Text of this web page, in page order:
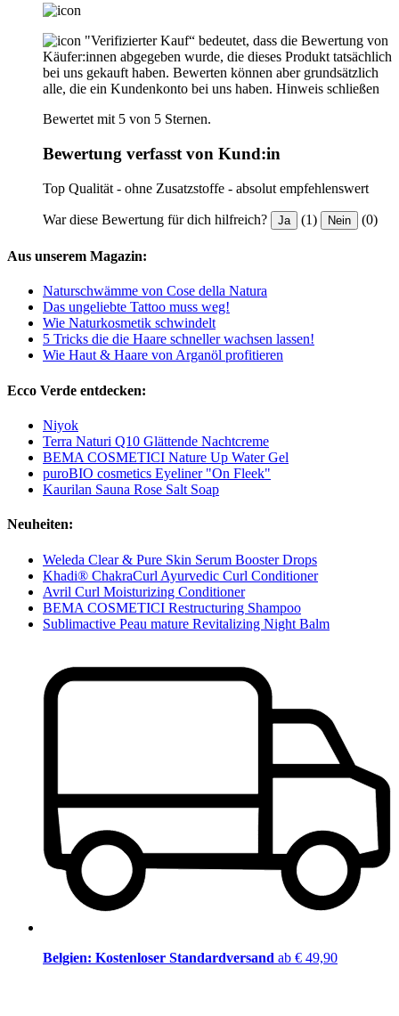
"Verifizierter Kauf“ bedeutet, dass die Bewertung von
Käufer:innen abgegeben wurde, die dieses Produkt tatsächlich
bei uns gekauft haben. Bewerten können aber grundsätzlich
alle, die ein Kundenkonto bei uns haben. Hinweis schließen
Bewertet mit 5 von 5 Sternen.
Bewertung verfasst von Kund:in
Top Qualität - ohne Zusatzstoffe - absolut empfehlenswert
War diese Bewertung für dich hilfreich? Ja (1) Nein (0)
Aus unserem Magazin:
Naturschwämme von Cose della Natura
Das ungeliebte Tattoo muss weg!
Wie Naturkosmetik schwindelt
5 Tricks die die Haare schneller wachsen lassen!
Wie Haut & Haare von Arganöl profitieren
Ecco Verde entdecken:
Niyok
Terra Naturi Q10 Glättende Nachtcreme
BEMA COSMETICI Nature Up Water Gel
puroBIO cosmetics Eyeliner "On Fleek"
Kaurilan Sauna Rose Salt Soap
Neuheiten:
Weleda Clear & Pure Skin Serum Booster Drops
Khadi® ChakraCurl Ayurvedic Curl Conditioner
Avril Curl Moisturizing Conditioner
BEMA COSMETICI Restructuring Shampoo
Sublimactive Peau mature Revitalizing Night Balm
Belgien: Kostenloser Standardversand ab € 49,90